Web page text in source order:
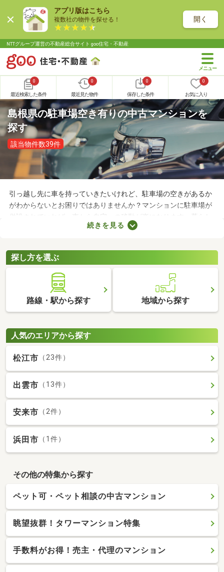
アプリ版はこちら
複数社の物件を探せる！ 開く
NTTグループ運営の不動産総合サイト goo住宅・不動産
0
最近検索した条件
0
最近見た物件
0
保存した条件
0
お気に入り
島根県の駐車場空き有りの中古マンションを
探す
該当物件数39件
引っ越し先に車を持っていきたいけれど、駐車場の空きがあるか
がわからないとお困りではありませんか？マンションに駐車場が
併設されていれば、車から自宅への移動が楽になります。暮らし
やすさに直結するポイントなので、購入前に必ず駐車場の空きが
中古マンションを紹介します。
続きを見る
探し方を選ぶ
路線・駅から探す 地域から探す
人気のエリアから探す
松江市 （23件）
出雲市 （13件）
安来市 （2件）
浜田市 （1件）
その他の特集から探す
ペット可・ペット相談の中古マンション
眺望抜群！タワーマンション特集
手数料がお得！売主・代理のマンション